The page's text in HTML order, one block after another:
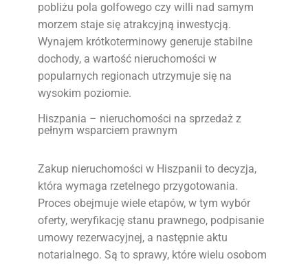
pobliżu pola golfowego czy willi nad samym
morzem staje się atrakcyjną inwestycją.
Wynajem krótkoterminowy generuje stabilne
dochody, a wartość nieruchomości w
popularnych regionach utrzymuje się na
wysokim poziomie.
Hiszpania – nieruchomości na sprzedaż z
pełnym wsparciem prawnym
Zakup nieruchomości w Hiszpanii to decyzja,
która wymaga rzetelnego przygotowania.
Proces obejmuje wiele etapów, w tym wybór
oferty, weryfikację stanu prawnego, podpisanie
umowy rezerwacyjnej, a następnie aktu
notarialnego. Są to sprawy, które wielu osobom